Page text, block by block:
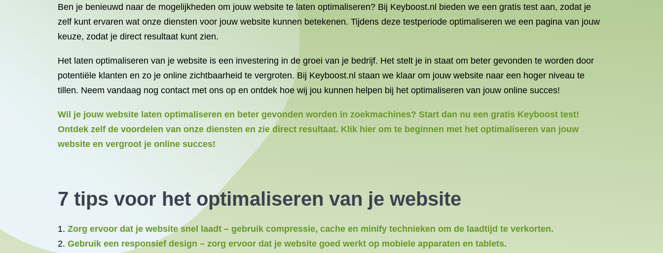
Ben je benieuwd naar de mogelijkheden om jouw website te laten optimaliseren? Bij Keyboost.nl bieden we een gratis test aan, zodat je
zelf kunt ervaren wat onze diensten voor jouw website kunnen betekenen. Tijdens deze testperiode optimaliseren we een pagina van jouw
keuze, zodat je direct resultaat kunt zien.
Het laten optimaliseren van je website is een investering in de groei van je bedrijf. Het stelt je in staat om beter gevonden te worden door
potentiële klanten en zo je online zichtbaarheid te vergroten. Bij Keyboost.nl staan we klaar om jouw website naar een hoger niveau te
tillen. Neem vandaag nog contact met ons op en ontdek hoe wij jou kunnen helpen bij het optimaliseren van jouw online succes!
Wil je jouw website laten optimaliseren en beter gevonden worden in zoekmachines? Start dan nu een gratis Keyboost test!
Ontdek zelf de voordelen van onze diensten en zie direct resultaat. Klik hier om te beginnen met het optimaliseren van jouw
website en vergroot je online succes!
7 tips voor het optimaliseren van je website
Zorg ervoor dat je website snel laadt – gebruik compressie, cache en minify technieken om de laadtijd te verkorten.
Gebruik een responsief design – zorg ervoor dat je website goed werkt op mobiele apparaten en tablets.